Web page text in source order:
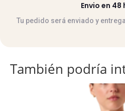
Envio en 48
Tu pedido será enviado y
También podría